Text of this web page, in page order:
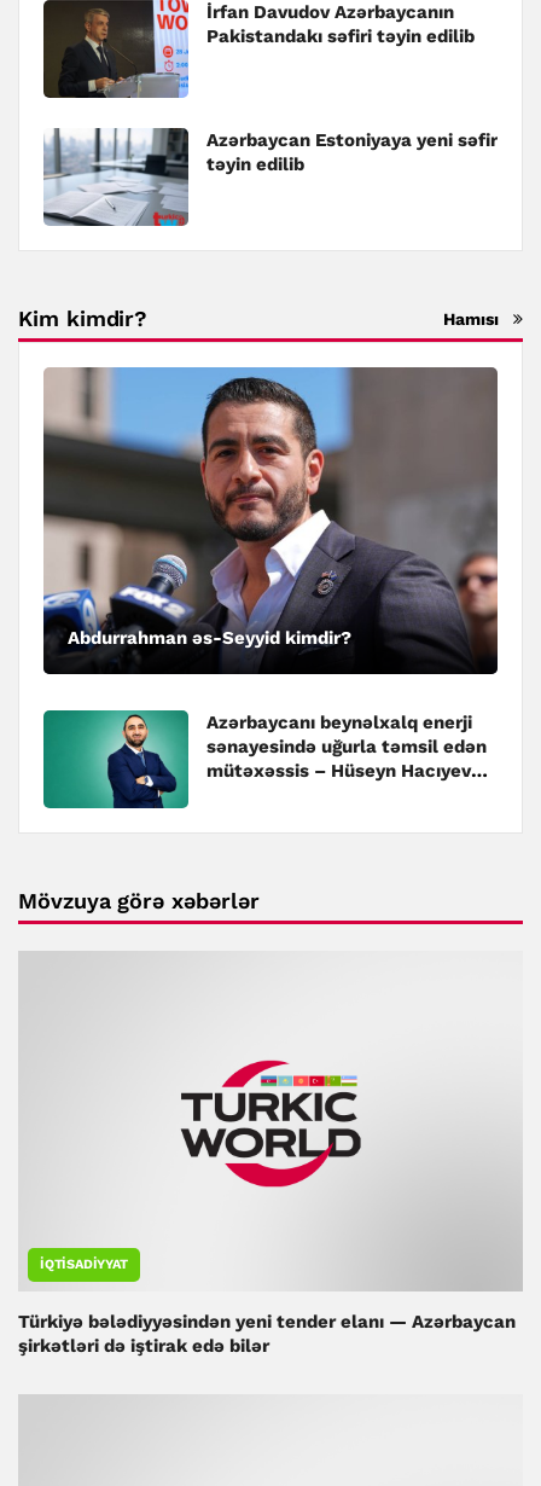
İrfan Davudov Azərbaycanın
Pakistandakı səfiri təyin edilib
Azərbaycan Estoniyaya yeni səfir
təyin edilib
Kim kimdir? Hamısı
Abdurrahman əs-Seyyid kimdir?
Azərbaycanı beynəlxalq enerji
sənayesində uğurla təmsil edən
mütəxəssis – Hüseyn Hacıyev
Mövzuya görə xəbərlər
İQTISADIYYAT
Türkiyə bələdiyyəsindən yeni tender elanı — Azərbaycan
şirkətləri də iştirak edə bilər